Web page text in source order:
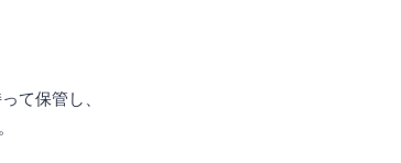
て保管し、